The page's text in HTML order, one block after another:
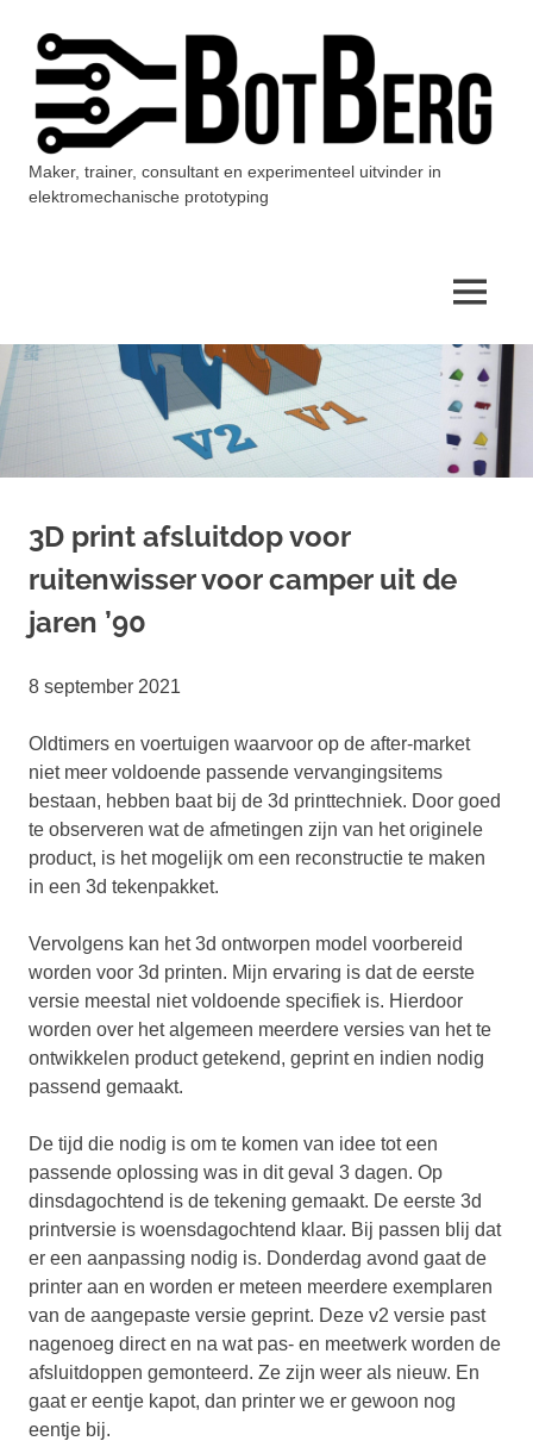
inhoud
BotBerg
Maker, trainer, consultant en experimenteel uitvinder in
elektromechanische prototyping
MENU
3D print afsluitdop voor
ruitenwisser voor camper uit de
jaren ’90
8 september 2021
Oldtimers en voertuigen waarvoor op de after-market
niet meer voldoende passende vervangingsitems
bestaan, hebben baat bij de 3d printtechniek. Door goed
te observeren wat de afmetingen zijn van het originele
product, is het mogelijk om een reconstructie te maken
in een 3d tekenpakket.
Vervolgens kan het 3d ontworpen model voorbereid
worden voor 3d printen. Mijn ervaring is dat de eerste
versie meestal niet voldoende specifiek is. Hierdoor
worden over het algemeen meerdere versies van het te
ontwikkelen product getekend, geprint en indien nodig
passend gemaakt.
De tijd die nodig is om te komen van idee tot een
passende oplossing was in dit geval 3 dagen. Op
dinsdagochtend is de tekening gemaakt. De eerste 3d
printversie is woensdagochtend klaar. Bij passen blij dat
er een aanpassing nodig is. Donderdag avond gaat de
printer aan en worden er meteen meerdere exemplaren
van de aangepaste versie geprint. Deze v2 versie past
nagenoeg direct en na wat pas- en meetwerk worden de
afsluitdoppen gemonteerd. Ze zijn weer als nieuw. En
gaat er eentje kapot, dan printer we er gewoon nog
eentje bij.